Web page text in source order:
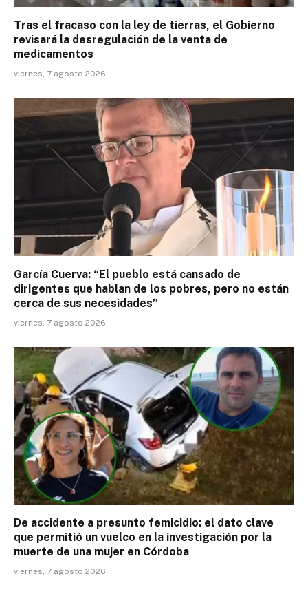
Tras el fracaso con la ley de tierras, el Gobierno
revisará la desregulación de la venta de
medicamentos
viernes, 7 agosto 2026
García Cuerva: “El pueblo está cansado de
dirigentes que hablan de los pobres, pero no están
cerca de sus necesidades”
viernes, 7 agosto 2026
De accidente a presunto femicidio: el dato clave
que permitió un vuelco en la investigación por la
muerte de una mujer en Córdoba
viernes, 7 agosto 2026